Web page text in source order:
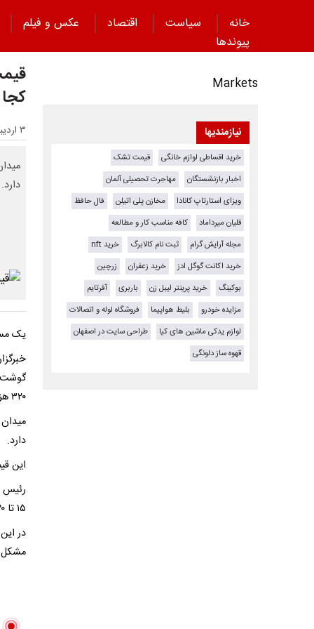
خانه سیاست اقتصاد
عکس و فیلم
پیوند‌ها
۳ اردیبهشت ۱۴۰۵ - ۱۱:۱۸
دارد.
یک
۳۲۰ هزار تومان و هر شانه تخم‌مرغ را ۵۰۰ هزار تومان اعلام کرد.
دارد.
این
رئیس
۱۵ تا ۲۰ درصد ۶۰ هزار تومان در هر کیلو مرغ کاهش خواهد یافت
در
مشکل
Markets
نیازمندیها
خرید اقساطی لوازم خانگی
قیمت تشک
اخبار بازنشستگان
مهاجرت تحصیلی آلمان
ویزای استارتاپ کانادا
مخازن پلی اتیلن
فال حافظ
قلیان میرداماد
کافه مناسب کار و مطالعه
مجله آرایش گرام
ثبت نام کالابرگ
خرید nft
خرید اکانت گوگل ادز
خرید زعفران
زرچین
بوکینگ
خرید پرینتر لیبل زن باربری
آفرتایم
مزایده خودرو
بلیط هواپیما
فروشگاه لوله و اتصالات
لوازم یدکی ماشین های کیا
طراحی سایت در اصفهان
قهوه ساز دلونگی